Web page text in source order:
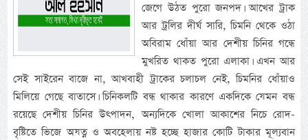
জেগে উঠত পুরো জনপদ। আখের ট্রাক
আর ট্রলির দীর্ঘ সারি, চিমনি থেকে ওঠা
অবিরাম ধোঁয়া আর দেশীয় চিনির গন্ধে
মুখরিত থাকত পুরো এলাকা। এখন আর
সেই সাইরেন বাজে না, আখবাহী ট্রাকের চলাচল নেই, চিমনির ধোঁয়াও
মিলিয়ে গেছে বাতাসে। চিনিকলটি বন্ধ থাকার কারণে একদিকে যেমন বন্ধ
রয়েছে দেশীয় চিনির উৎপাদন, অন্যদিকে খোলা আকাশের নিচে রোদ-
বৃষ্টিতে ভিজে অযত্ন ও অবহেলায় নষ্ট হচ্ছে হাজার কোটি টাকার মূল্যবান